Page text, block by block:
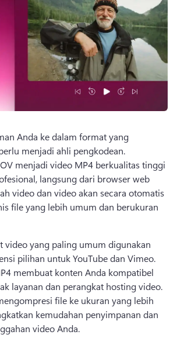
Anda ke dalam format yang
menjadi video MP4 berkualitas tinggi
langsung dari browser web
video dan video akan secara otomatis
file yang lebih umum dan berukuran
video yang paling umum digunakan
membuat konten Anda kompatibel
file ke ukuran yang lebih
kemudahan penyimpanan dan
video Anda.